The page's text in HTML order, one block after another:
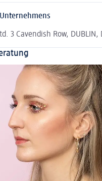
3 Cavendish Row, DUBLIN,